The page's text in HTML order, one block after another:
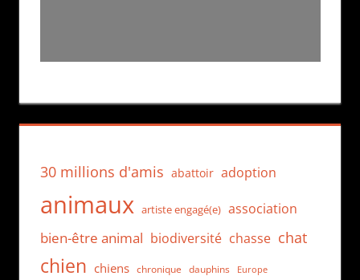
30 millions d'amis abattoir adoption
animaux artiste engagé(e) association
bien-être animal biodiversité chasse chat
chien chiens chronique dauphins Europe